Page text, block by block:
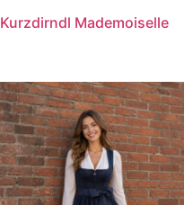
Kurzdirndl Mademoiselle